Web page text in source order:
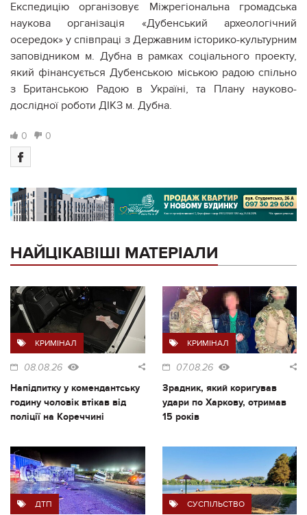
Експедицію організовує Міжрегіональна громадська
наукова організація «Дубенський археологічний
осередок» у співпраці з Державним історико-культурним
заповідником м. Дубна в рамках соціального проекту,
який фінансується Дубенською міською радою спільно
з Британською Радою в Україні, та Плану науково-
дослідної роботи ДІКЗ м. Дубна.
0 0
НАЙЦІКАВІШІ МАТЕРІАЛИ
КРИМІНАЛ
08.08.26
Напідпитку у комендантську
годину чоловік втікав від
поліції на Кореччині
КРИМІНАЛ
07.08.26
Зрадник, який коригував
удари по Харкову, отримав
15 років
ДТП СУСПІЛЬСТВО